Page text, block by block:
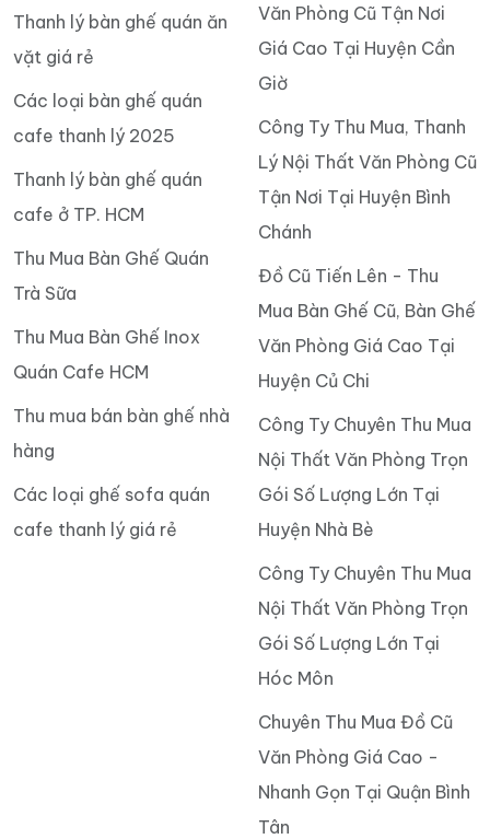
Thanh lý bàn ghế quán ăn
vặt giá rẻ
Các loại bàn ghế quán
cafe thanh lý 2025
Thanh lý bàn ghế quán
cafe ở TP. HCM
Thu Mua Bàn Ghế Quán
Trà Sữa
Thu Mua Bàn Ghế Inox
Quán Cafe HCM
Thu mua bán bàn ghế nhà
hàng
Các loại ghế sofa quán
cafe thanh lý giá rẻ
Văn Phòng Cũ Tận Nơi
Giá Cao Tại Huyện Cần
Giờ
Công Ty Thu Mua, Thanh
Lý Nội Thất Văn Phòng Cũ
Tận Nơi Tại Huyện Bình
Chánh
Đồ Cũ Tiến Lên - Thu
Mua Bàn Ghế Cũ, Bàn Ghế
Văn Phòng Giá Cao Tại
Huyện Củ Chi
Công Ty Chuyên Thu Mua
Nội Thất Văn Phòng Trọn
Gói Số Lượng Lớn Tại
Huyện Nhà Bè
Công Ty Chuyên Thu Mua
Nội Thất Văn Phòng Trọn
Gói Số Lượng Lớn Tại
Hóc Môn
Chuyên Thu Mua Đồ Cũ
Văn Phòng Giá Cao -
Nhanh Gọn Tại Quận Bình
Tân